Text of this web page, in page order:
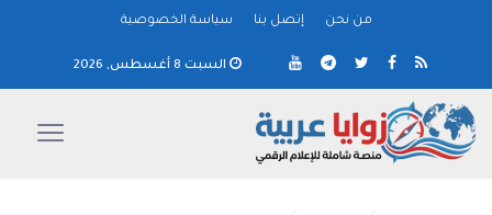
من نحن إتصل بنا سياسة الخصوصية
السبت 8 أغسطس, 2026